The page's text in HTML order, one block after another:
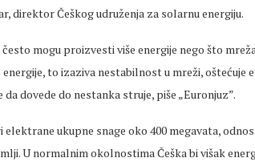
direktor Češkog udruženja za solarnu energiju.
mogu proizvesti više energije nego što
to izaziva nestabilnost u mreži, oštećuje
dovede do nestanka struje, piše „Euronjuz”.
ukupne snage oko 400 megavata,
U normalnim okolnostima Češka bi višak